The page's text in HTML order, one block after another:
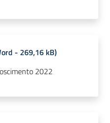
- 269,16 kB)
2022